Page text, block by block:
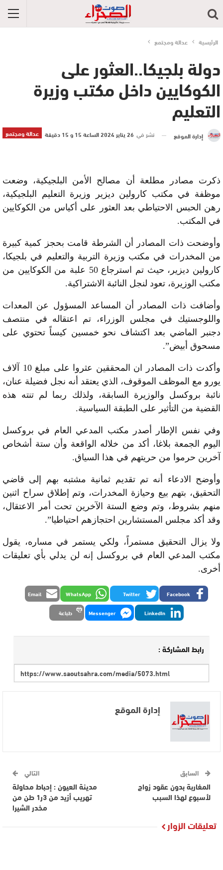
الرئيسية عدالة ومجتمع
دولة بلجيكا..العثور على
الكوكايين داخل مكتب وزيرة
التعليم
عدالة ومجتمع إدارة الموقع نشر في 26 يناير 2024 الساعة 15 و 15 دقيقة
ذكرت مصادر مطلعة أن مصالح الأمن البلجيكية، وضعت
موظفة في مكتب كارولين ديزير وزيرة التعليم البلجيكية،
رهن الحبس الاحتياطي بعد العثور على أكياس من الكوكايين
في المكتب.
وأوضحت ذات المصادر أن الشرطة قامت بحجز كمية كبيرة
من المخدرات في مكتب وزيرة التربية والتعليم في بلجيكا،
كارولين ديزير، حيث تم استرجاع 50 علبة من الكوكايين من
مكتب الوزيرة، تعود لنجل النائبة الاشتراكية.
وأضافت ذات المصادر أن المساعد المسؤول عن المعدات
واللوجستيك في مجلس الوزراء، تم اعتقاله في منتصف
دجنبر الماضي بعد اكتشاف نحو خمسين كيساً تحتوي على
مسحوق أبيض”.
وأكدت ذات المصادر ان المحققين عثروا على مبلغ 10 آلاف
يورو مع الموظف الموقوف، الذي يعتقد أنه نجل فضيلة عنان،
نائبة بروكسل والوزيرة السابقة، ولذلك ربما لم تنته هذه
القضية من التأثير على الطبقة السياسية.
وفي نفس الإطار أصدر مكتب المدعي العام في بروكسل
اليوم الجمعة بلاغا، أكد من خلاله الواقعة وأن ستة أشخاص
آخرين حرموا من حريتهم في هذا السياق.
وأوضح الادعاء أنه تم تقديم ثمانية مشتبه بهم إلى قاضي
التحقيق، بتهم بيع وحيازة المخدرات، وتم إطلاق سراح اثنين
منهم بشروط، وتم وضع الستة الآخرين تحت أمر الاعتقال،
وقد أكد مجلس المستشارين احتجازهم احتياطيا”.
ولا يزال التحقيق مستمراً، ولكي يستمر في مساره، يقول
مكتب المدعي العام في بروكسل إنه لن يدلي بأي تعليقات
أخرى.
Facebook
Twitter
WhatsApp
Email
LinkedIn
Messenger طباعة
رابط المشاركة :
إدارة الموقع
السابق
المغاربة بدون عقود زواج
لأسبوع لهذا السبب
التالي
مدينة العيون : إحباط محاولة
تهريب أزيد من 3ر1 طن من
مخدر الشيرا
تعليقات الزوار